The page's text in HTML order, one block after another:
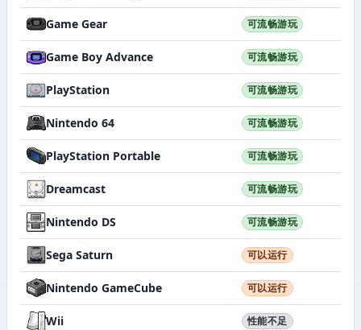
Game Gear 可流畅游玩
Game Boy Advance 可流畅游玩
PlayStation 可流畅游玩
Nintendo 64 可流畅游玩
PlayStation Portable 可流畅游玩
Dreamcast 可流畅游玩
Nintendo DS 可流畅游玩
Sega Saturn 可以运行
Nintendo GameCube 可以运行
Wii 性能不足